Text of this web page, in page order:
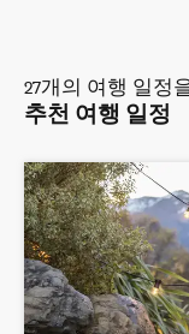
27개의 여행 일정
추천 여행 일정